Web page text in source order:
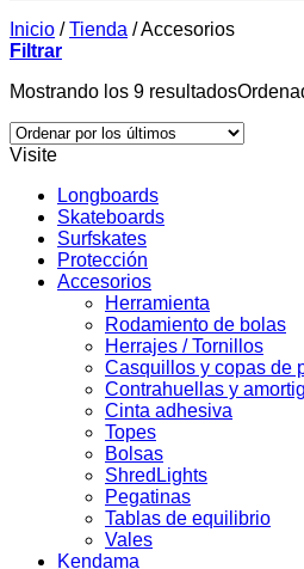
Inicio / Tienda /Accesorios
Filtrar
Mostrando los 9 resultados
Visite
Longboards
Skateboards
Surfskates
Protección
Accesorios
Herramienta
Rodamiento de bolas
Herrajes / Tornillos
Casquillos y copas de
Contrahuellas y
Cinta adhesiva
Topes
Bolsas
ShredLights
Pegatinas
Tablas de equilibrio
Vales
Kendama